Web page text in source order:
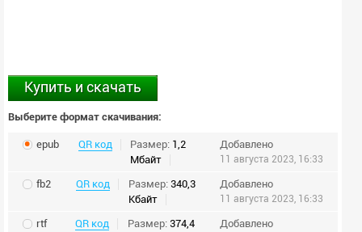
Купить и скачать
Выберите формат скачивания:
epub QR код Размер: 1,2
Мбайт
Добавлено
11 августа 2023, 16:33
fb2 QR код Размер: 340,3
Кбайт
Добавлено
11 августа 2023, 16:33
rtf QR код Размер: 374,4
Добавлено